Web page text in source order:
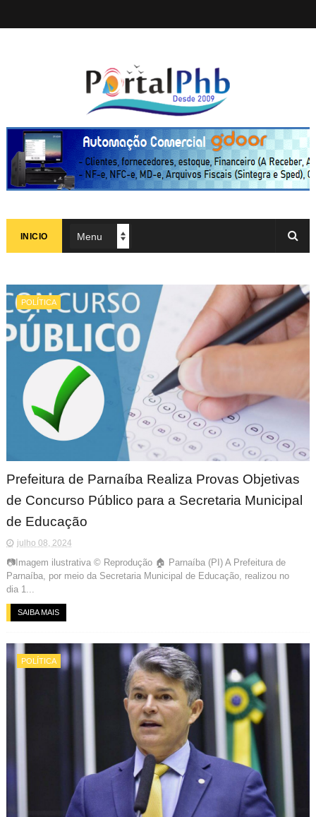
INICIO
POLÍTICA
Prefeitura de Parnaíba Realiza Provas Objetivas
de Concurso Público para a Secretaria Municipal
de Educação
julho 08, 2024
📷Imagem ilustrativa © Reprodução 🏠 Parnaíba (PI) A Prefeitura de
Parnaíba, por meio da Secretaria Municipal de Educação, realizou no
dia 1...
SAIBA MAIS
POLÍTICA